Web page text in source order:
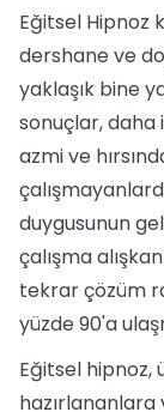
Eğitsel Hipnoz
dershane ve
yaklaşık bine
sonuçlar, daha
azmi ve
duygusunun
çalışma
tekrar çözüm
yüzde 90'a
Eğitsel hipnoz,
hazırlananlara